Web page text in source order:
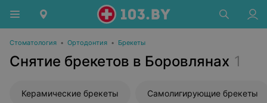
Стоматология • Ортодонтия • Брекеты
Снятие брекетов в Боровлянах 1
Керамические брекеты Самолигирующие брекеты